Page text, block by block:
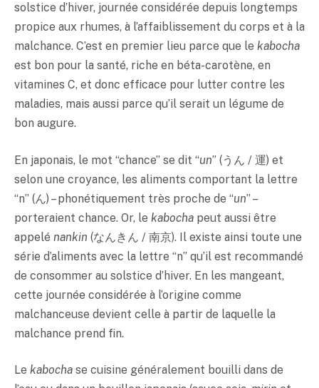
solstice d’hiver, journée considérée depuis longtemps
propice aux rhumes, à l’affaiblissement du corps et à la
malchance. C’est en premier lieu parce que le kabocha
est bon pour la santé, riche en béta-carotène, en
vitamines C, et donc efficace pour lutter contre les
maladies, mais aussi parce qu’il serait un légume de
bon augure.
En japonais, le mot “chance” se dit “un” (うん / 運) et
selon une croyance, les aliments comportant la lettre
“n” (ん) – phonétiquement très proche de “un” –
porteraient chance. Or, le kabocha peut aussi être
appelé nankin (なんきん / 南京). Il existe ainsi toute une
série d’aliments avec la lettre “n” qu’il est recommandé
de consommer au solstice d’hiver. En les mangeant,
cette journée considérée à l’origine comme
malchanceuse devient celle à partir de laquelle la
malchance prend fin.
Le kabocha se cuisine généralement bouilli dans de